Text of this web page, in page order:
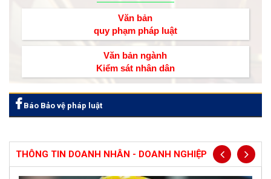
Văn bản
quy phạm pháp luật
Văn bản ngành
Kiểm sát nhân dân
Báo Bảo vệ pháp luật
THÔNG TIN DOANH NHÂN - DOANH NGHIỆP